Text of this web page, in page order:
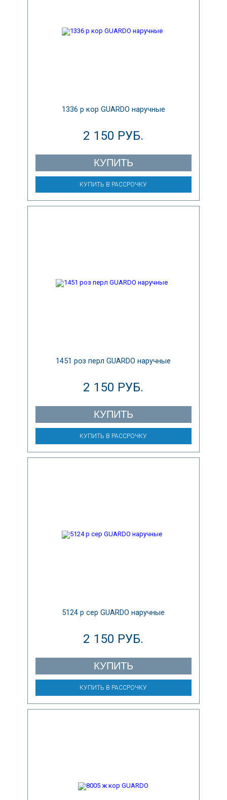
1336 р кор GUARDO наручные
2 150 РУБ.
КУПИТЬ
КУПИТЬ В РАССРОЧКУ
1451 роз перл GUARDO наручные
2 150 РУБ.
КУПИТЬ
КУПИТЬ В РАССРОЧКУ
5124 р сер GUARDO наручные
2 150 РУБ.
КУПИТЬ
КУПИТЬ В РАССРОЧКУ